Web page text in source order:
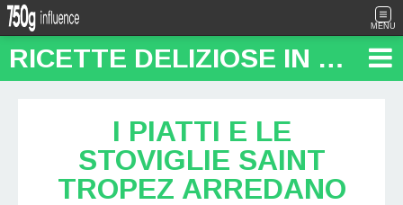
MENU
RICETTE DELIZIOSE IN PENTOLA: "FOOD TRAVEL BLOG"
I PIATTI E LE
STOVIGLIE SAINT
TROPEZ ARREDANO